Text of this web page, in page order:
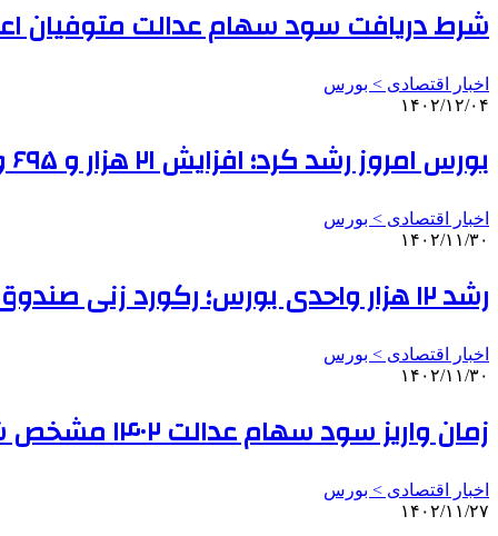
شرط دریافت سود سهام عدالت متوفیان
اخبار اقتصادی > بورس
۱۴۰۲/۱۲/۰۴
بورس امروز رشد کرد؛ افزایش ۲۱ هزار و ۶۹۵ واحدی شاخص کل
اخبار اقتصادی > بورس
۱۴۰۲/۱۱/۳۰
رشد ۱۲ هزار واحدی بورس؛ رکورد زنی صندوق های طلا در بورس کالا
اخبار اقتصادی > بورس
۱۴۰۲/۱۱/۳۰
زمان واریز سود سهام عدالت ۱۴۰۲ مشخص شد؟ | یک توصیه مهم به سهامداران
اخبار اقتصادی > بورس
۱۴۰۲/۱۱/۲۷